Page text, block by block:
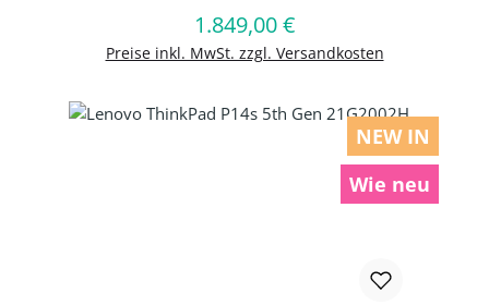
Regulärer Preis:
1.849,00 €
Preise inkl. MwSt. zzgl. Versandkosten
In den Warenkorb
NEW IN
Wie neu